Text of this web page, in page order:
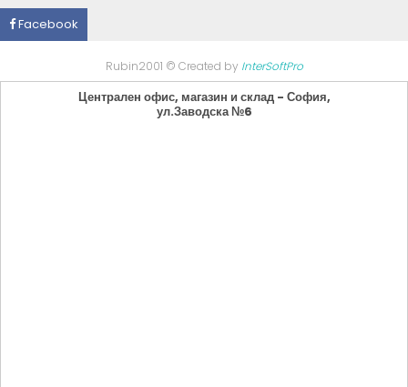
Facebook
Rubin2001 © Created by InterSoftPro
Централен офис, магазин и склад - София,
ул.Заводска №6